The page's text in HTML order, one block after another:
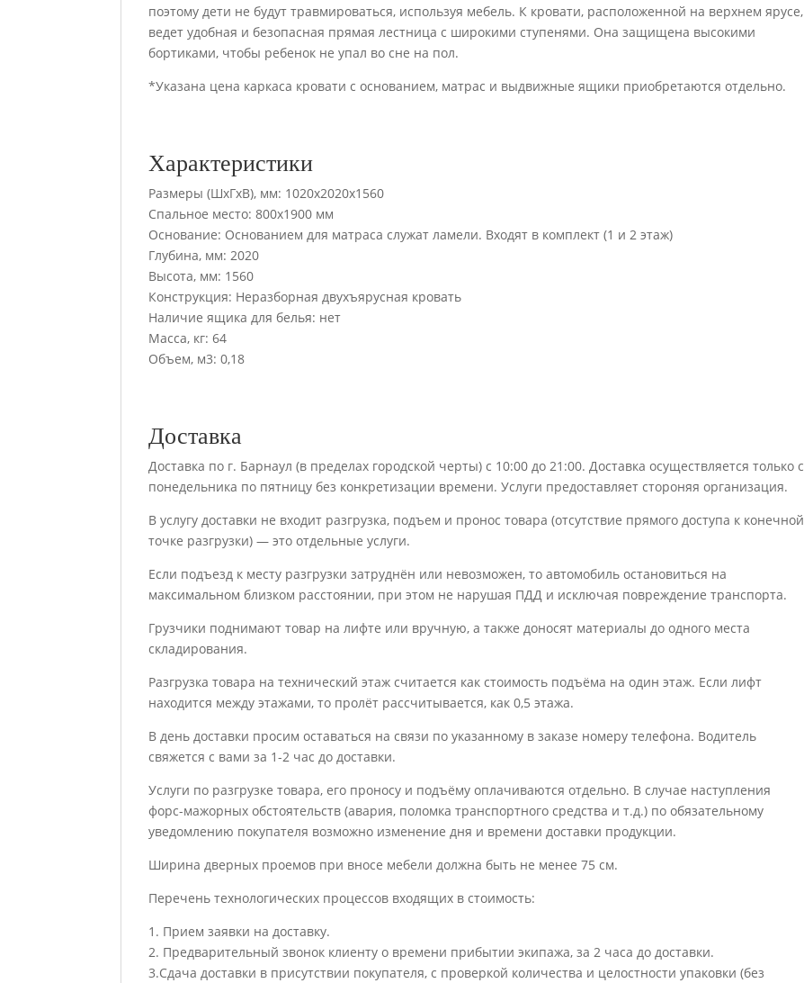
поэтому дети не будут травмироваться, используя мебель. К кровати, расположенной на верхнем ярусе,
ведет удобная и безопасная прямая лестница с широкими ступенями. Она защищена высокими
бортиками, чтобы ребенок не упал во сне на пол.
*Указана цена каркаса кровати с основанием, матрас и выдвижные ящики приобретаются отдельно.
Характеристики
Размеры (ШхГхВ), мм: 1020х2020х1560
Спальное место: 800х1900 мм
Основание: Основанием для матраса служат ламели. Входят в комплект (1 и 2 этаж)
Глубина, мм: 2020
Высота, мм: 1560
Конструкция: Неразборная двухъярусная кровать
Наличие ящика для белья: нет
Масса, кг: 64
Объем, м3: 0,18
Доставка
Доставка по г. Барнаул (в пределах городской черты) с 10:00 до 21:00. Доставка осуществляется только с
понедельника по пятницу без конкретизации времени. Услуги предоставляет стороняя организация.
В услугу доставки не входит разгрузка, подъем и пронос товара (отсутствие прямого доступа к конечной
точке разгрузки) — это отдельные услуги.
Если подъезд к месту разгрузки затруднён или невозможен, то автомобиль остановиться на
максимальном близком расстоянии, при этом не нарушая ПДД и исключая повреждение транспорта.
Грузчики поднимают товар на лифте или вручную, а также доносят материалы до одного места
складирования.
Разгрузка товара на технический этаж считается как стоимость подъёма на один этаж. Если лифт
находится между этажами, то пролёт рассчитывается, как 0,5 этажа.
В день доставки просим оставаться на связи по указанному в заказе номеру телефона. Водитель
свяжется с вами за 1-2 час до доставки.
Услуги по разгрузке товара, его проносу и подъёму оплачиваются отдельно. В случае наступления
форс-мажорных обстоятельств (авария, поломка транспортного средства и т.д.) по обязательному
уведомлению покупателя возможно изменение дня и времени доставки продукции.
Ширина дверных проемов при вносе мебели должна быть не менее 75 см.
Перечень технологических процессов входящих в стоимость:
1. Прием заявки на доставку.
2. Предварительный звонок клиенту о времени прибытии экипажа, за 2 часа до доставки.
3.Сдача доставки в присутствии покупателя, с проверкой количества и целостности упаковки (без